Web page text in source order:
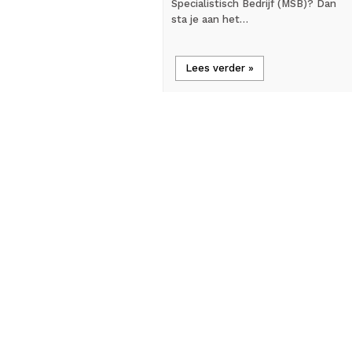
Specialistisch Bedrijf (MSB)? Dan
sta je aan het…
Lees verder »